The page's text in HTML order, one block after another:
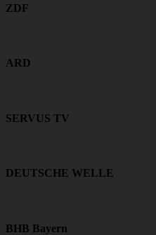
ZDF
ARD
SERVUS TV
DEUTSCHE WELLE
BHB Bayern